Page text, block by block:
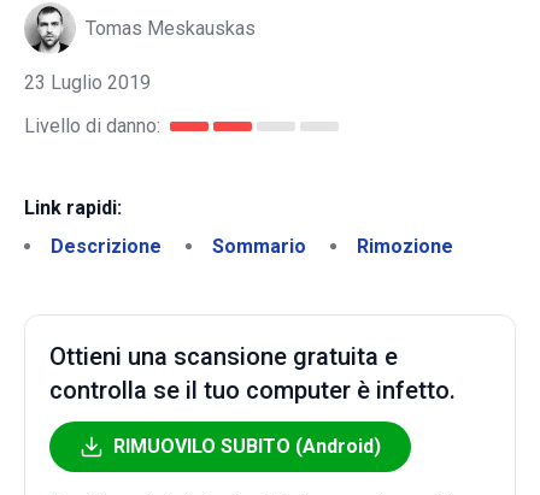
Tomas Meskauskas
23 Luglio 2019
Livello di danno:
Link rapidi:
Descrizione
Sommario Rimozione
Ottieni una scansione gratuita e
controlla se il tuo computer è infetto.
RIMUOVILO SUBITO (Android)